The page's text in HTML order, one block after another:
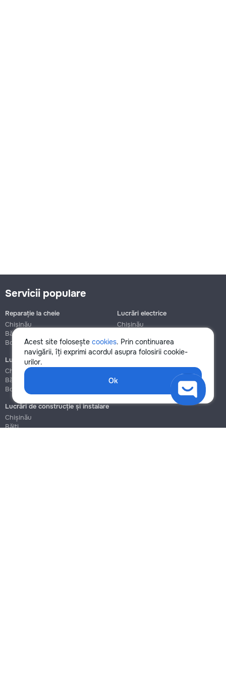
Acest site folosește cookies. Prin continuarea
navigării, îți exprimi acordul asupra folosirii cookie-
urilor.
Ok
Servicii populare
Reparație la cheie
Chișinău
Bălți
Botanica
Lucrări electrice
Chișinău
Botanica
Lucrări de instalații sanitare
Chișinău
Bălți
Botanica
Bălți
Lucrări de construcție și instalare
Chișinău
Bălți